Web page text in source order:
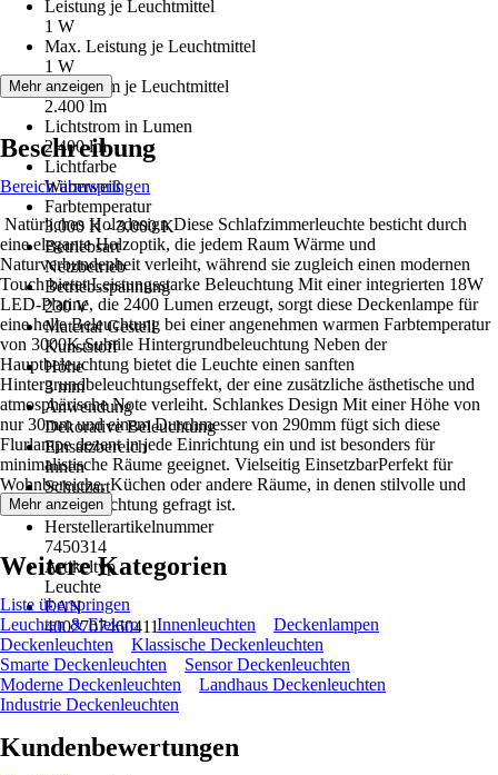
Leistung je Leuchtmittel
1 W
Max. Leistung je Leuchtmittel
1 W
Lichtstrom je Leuchtmittel
2.400 lm
Lichtstrom in Lumen
2.400 lm
Lichtfarbe
Warmweiß
Farbtemperatur
3.000 K - 3.000 K
Betriebsart
Netzbetrieb
Betriebsspannung
230 V
Material Gestell
Kunststoff
Höhe
3 mm
Anwendung
Dekorative Beleuchtung
Einsatzbereich
Innen
Schutzart
IP 20
Herstellerartikelnummer
7450314
Artikeltyp
Leuchte
EAN
4002707460411
Mehr anzeigen
Beschreibung
Bereich überspringen
Natürliches Holzdesign Diese Schlafzimmerleuchte besticht durch
eine elegante Holzoptik, die jedem Raum Wärme und
Naturverbundenheit verleiht, während sie zugleich einen modernen
Touch bietet.Leistungsstarke Beleuchtung Mit einer integrierten 18W
LED-Platine, die 2400 Lumen erzeugt, sorgt diese Deckenlampe für
eine helle Beleuchtung bei einer angenehmen warmen Farbtemperatur
von 3000K.Subtile Hintergrundbeleuchtung Neben der
Hauptbeleuchtung bietet die Leuchte einen sanften
Hintergrundbeleuchtungseffekt, der eine zusätzliche ästhetische und
atmosphärische Note verleiht. Schlankes Design Mit einer Höhe von
nur 30mm und einem Durchmesser von 290mm fügt sich diese
Flurlampe dezent in jede Einrichtung ein und ist besonders für
minimalistische Räume geeignet. Vielseitig EinsetzbarPerfekt für
Wohnbereiche, Küchen oder andere Räume, in denen stilvolle und
effiziente Beleuchtung gefragt ist.
Mehr anzeigen
Weitere Kategorien
Liste überspringen
Leuchten & Elektro
Innenleuchten
Deckenlampen
Deckenleuchten
Klassische Deckenleuchten
Smarte Deckenleuchten
Sensor Deckenleuchten
Moderne Deckenleuchten
Landhaus Deckenleuchten
Industrie Deckenleuchten
Kundenbewertungen